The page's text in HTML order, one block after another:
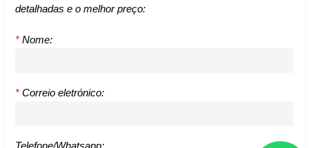
detalhadas e o melhor preço:
* Nome:
* Correio eletrónico:
Telefone/Whatsapp: